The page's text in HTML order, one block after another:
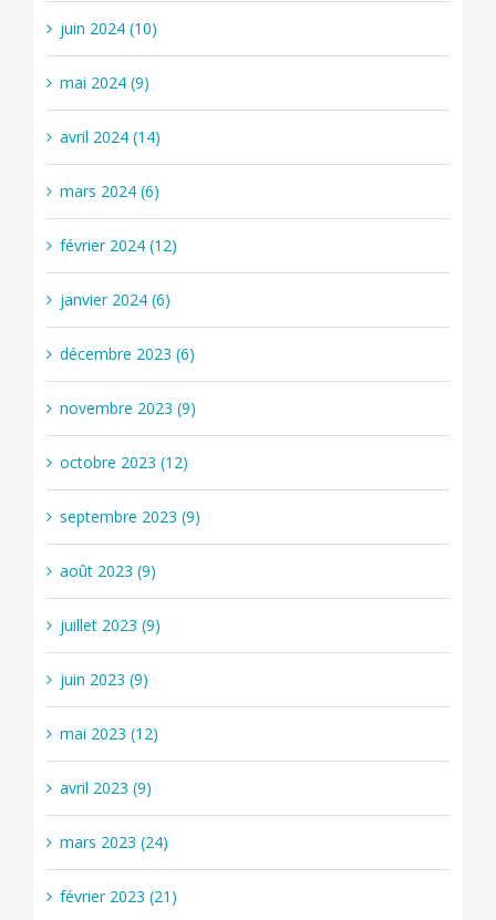
juin 2024 (10)
mai 2024 (9)
avril 2024 (14)
mars 2024 (6)
février 2024 (12)
janvier 2024 (6)
décembre 2023 (6)
novembre 2023 (9)
octobre 2023 (12)
septembre 2023 (9)
août 2023 (9)
juillet 2023 (9)
juin 2023 (9)
mai 2023 (12)
avril 2023 (9)
mars 2023 (24)
février 2023 (21)